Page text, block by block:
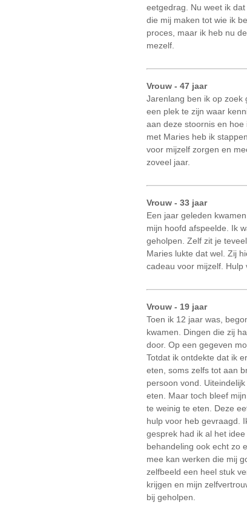
eetgedrag. Nu weet ik
die mij maken tot wie ik
proces, maar ik heb nu
mezelf.
Vrouw - 47 jaar
Jarenlang ben ik op zoek
een plek te zijn waar
aan deze stoornis en
met Maries heb ik
voor mijzelf zorgen en
zoveel jaar.
Vrouw - 33 jaar
Een jaar geleden
mijn hoofd afspeelde. Ik
geholpen. Zelf zit je
Maries lukte dat wel. Zij
cadeau voor mijzelf. Hulp
Vrouw - 19 jaar
Toen ik 12 jaar was,
kwamen. Dingen die zij
door. Op een gegeven
Totdat ik ontdekte dat ik
eten, soms zelfs tot aan
persoon vond.
eten. Maar toch bleef
te weinig te eten. Deze
hulp voor heb gevraagd.
gesprek had ik al het
behandeling ook echt zo
mee kan werken die mij
zelfbeeld een heel stuk
krijgen en mijn
bij geholpen.